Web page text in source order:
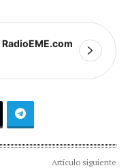
RadioEME.com
Artículo siguiente